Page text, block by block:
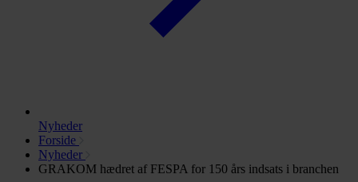
Nyheder
Forside
Nyheder
GRAKOM hædret af FESPA for 150 års indsats i branchen